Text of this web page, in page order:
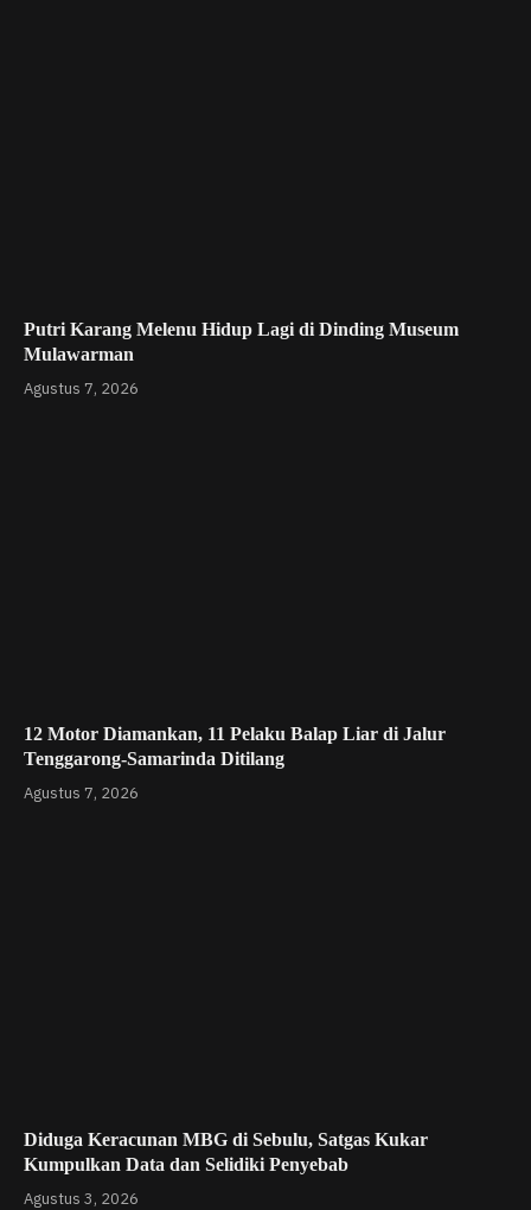
Putri Karang Melenu Hidup Lagi di Dinding Museum
Mulawarman
Agustus 7, 2026
12 Motor Diamankan, 11 Pelaku Balap Liar di Jalur
Tenggarong-Samarinda Ditilang
Agustus 7, 2026
Diduga Keracunan MBG di Sebulu, Satgas Kukar
Kumpulkan Data dan Selidiki Penyebab
Agustus 3, 2026